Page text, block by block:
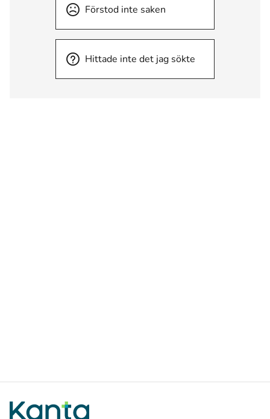
Förstod inte saken
Hittade inte det jag sökte